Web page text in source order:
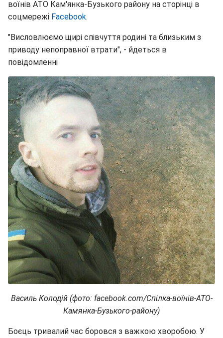
воїнів ATO Кам'янка-Бузького району на сторінці в
соцмережі Facebook.
"Висловлюємо щирі співчуття родині та близьким з
приводу непоправної втрати", - йдеться в
повідомленні
Василь Колодій (фото: facebook.com/Спілка-воїнів-ATO-
Камянка-Бузького-району)
Боєць тривалий час боровся з важкою хворобою. У